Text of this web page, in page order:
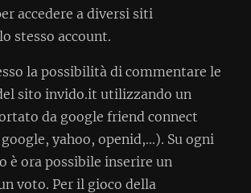
accedere a diversi siti
stesso account.
la possibilità di commentare le
sito invido.it utilizzando un
da google friend connect
yahoo, openid,...). Su ogni
è ora possibile inserire un
voto. Per il gioco della